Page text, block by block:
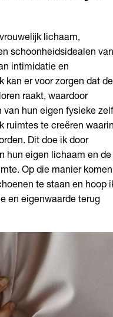
lichaam,
schoonheidsidealen van
intimidatie en
kan er voor zorgen dat de
raakt, waardoor
van hun eigen fysieke
ruimtes te creëren
Dit doe ik door
hun eigen lichaam en de
Op die manier komen
te staan en hoop
en eigenwaarde terug